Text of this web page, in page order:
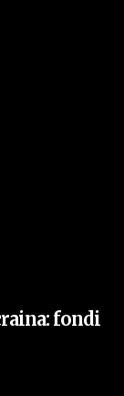
fondi